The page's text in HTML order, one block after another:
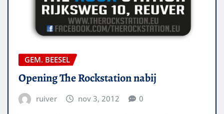
GEM. BEESEL
Opening The Rockstation nabij
ruiver nov 3, 2012 0